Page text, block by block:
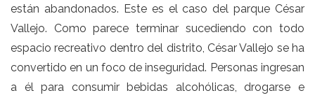
están abandonados. Este es el caso del parque César
Vallejo. Como parece terminar sucediendo con todo
espacio recreativo dentro del distrito, César Vallejo se ha
convertido en un foco de inseguridad. Personas ingresan
a él para consumir bebidas alcohólicas, drogarse e